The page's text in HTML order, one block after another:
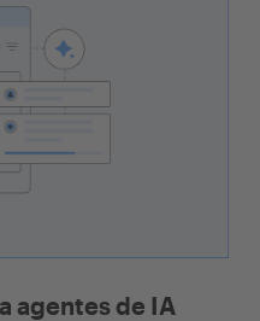
agentes de IA